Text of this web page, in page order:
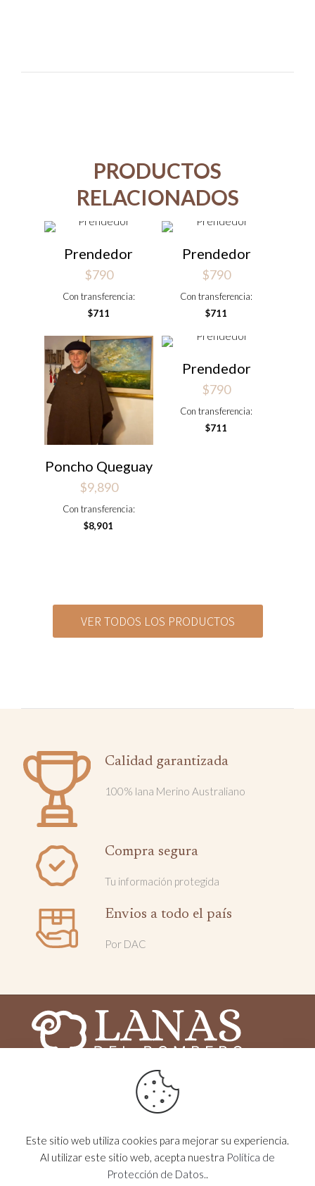
PRODUCTOS
RELACIONADOS
Prendedor
$790
Con transferencia:
$711
Prendedor
$790
Con transferencia:
$711
Poncho Queguay
$9,890
Con transferencia:
$8,901
Prendedor
$790
Con transferencia:
$711
VER TODOS LOS PRODUCTOS
Calidad garantizada
100% lana Merino Australiano
Compra segura
Tu información protegida
Envios a todo el país
Por DAC
2025 © Lanas del Bombero - Todos los derechos
reservados - Desarrollado por
VISITANOS EN lanasdelbombero
CONTACTÁNOS 099 499 304
Este sitio web utiliza cookies para mejorar su experiencia.
Al utilizar este sitio web, acepta nuestra Política de
Protección de Datos..